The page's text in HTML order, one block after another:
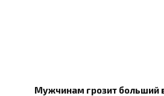
Мужчинам грозит больший